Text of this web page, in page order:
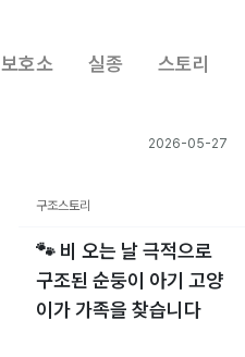
보호소 실종 스토리
2026-05-27
구조스토리
🐾 비 오는 날 극적으로
구조된 순둥이 아기 고양
이가 가족을 찾습니다